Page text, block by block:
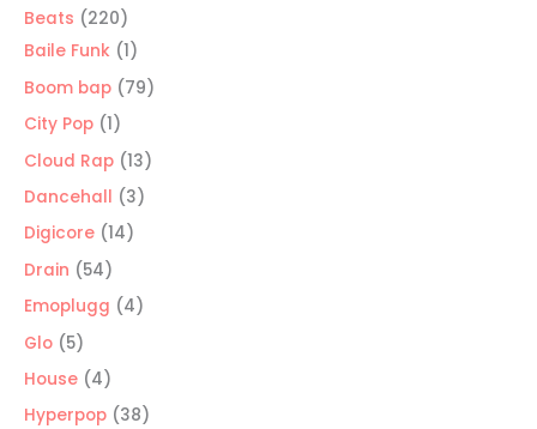
Beats 220220
productos
Baile Funk 11
producto
Boom bap 7979
City Pop 11
producto
Cloud Rap 1313
productos
Dancehall 33
Digicore 1414
Drain 5454
productos
Emoplugg 44
Glo 55
productos
House 44
productos
Hyperpop 3838